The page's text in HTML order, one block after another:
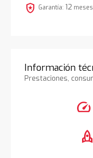
local_police Garantía: 12 meses
Información
Prestaciones,
speed
rocket